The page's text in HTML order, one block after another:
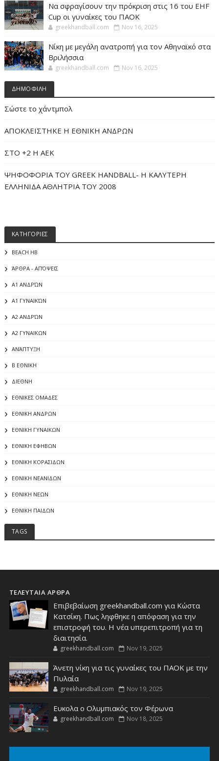
Να σφραγίσουν την πρόκριση στις 16 του EHF
Cup οι γυναίκες του ΠΑΟΚ
greekhandball.com Nov 16, 2025
Νίκη με μεγάλη ανατροπή για τον Αθηναϊκό στα
Βριλήσσια
greekhandball.com Nov 16, 2025
ΔΗΜΟΦΙΛΗ
Σώστε το χάντμπολ
ΑΠΟΚΛΕΙΣΤΗΚΕ Η ΕΘΝΙΚΗ ΑΝΔΡΩΝ
ΣΤΟ +2 Η ΑΕΚ
ΨΗΦΟΦΟΡΙΑ ΤΟΥ GREEK HANDBALL- H ΚΑΛΥΤΕΡΗ
ΕΛΛΗΝΙΔΑ ΑΘΛΗΤΡΙΑ ΤΟΥ 2008
ΚΑΤΗΓΟΡΙΕΣ
BEACH HB
ΆΡΘΡΑ - ΑΠΌΨΕΙΣ
Α1 ΑΝΔΡΏΝ
Α1 ΓΥΝΑΙΚΏΝ
Α2 ΑΝΔΡΏΝ
Α2 ΓΥΝΑΙΚΩΝ
ΑΝΆΠΤΥΞΗ
Β ΕΘΝΙΚΗ
ΔΙΕΘΝΗ
ΕΘΝΙΚΕΣ ΟΜΑΔΕΣ
ΕΘΝΙΚΗ ΑΝΔΡΩΝ
ΕΘΝΙΚΗ ΓΥΝΑΙΚΩΝ
ΕΘΝΙΚΗ ΕΦΗΒΩΝ
ΕΘΝΙΚΗ ΚΟΡΑΣΙΔΩΝ
ΕΘΝΙΚΗ ΝΕΑΝΙΔΩΝ
ΕΘΝΙΚΗ ΝΕΩΝ
ΕΘΝΙΚΗ ΠΑΙΔΩΝ
TAGS
ΤΕΛΕΥΤΑΙΑ ΑΡΘΡΑ
Επιβεβαίωση greekhandball.com για Κώστα
Κατσίκη. Πως ληφθηκε η απόφαση για την
επιστροφή του. Η νέα υπερεπιτροπή για τη
διαιτησία.
greekhandball.com Nov 19, 2025
Άνετη νίκη για τις γυναίκες του ΠΑΟΚ με την
Πυλαία
greekhandball.com Nov 19, 2025
Ευκολα ο Ολυμπιακός τον Φέρωνα
greekhandball.com Nov 18, 2025